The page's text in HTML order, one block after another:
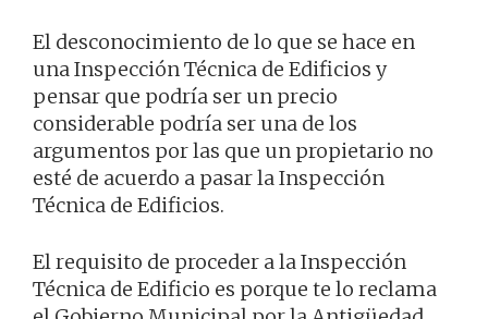
El desconocimiento de lo que se hace en
una Inspección Técnica de Edificios y
pensar que podría ser un precio
considerable podría ser una de los
argumentos por las que un propietario no
esté de acuerdo a pasar la Inspección
Técnica de Edificios.
El requisito de proceder a la Inspección
Técnica de Edificio es porque te lo reclama